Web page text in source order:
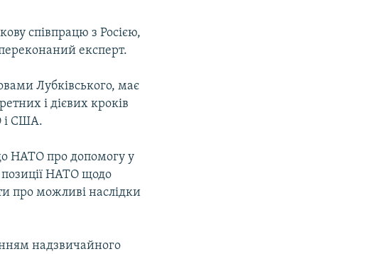
співпрацю з Росією,
експерт.
Лубківського, має
і дієвих кроків
і США.
НАТО про допомогу у
позиції НАТО щодо
про можливі наслідки
надзвичайного